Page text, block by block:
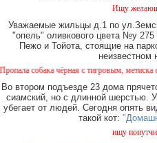
Ищу
Уважаемые жильцы д.1 по
"опель" оливкового цвета №у
Пежо и Тойота, стоящие на
неизвестном
чёрная с тигровым, метиска
Во втором подъезде 23 дома
сиамский, но с длинной шерстью.
убегает от людей. Сегодня опять
такой кот:
ищу